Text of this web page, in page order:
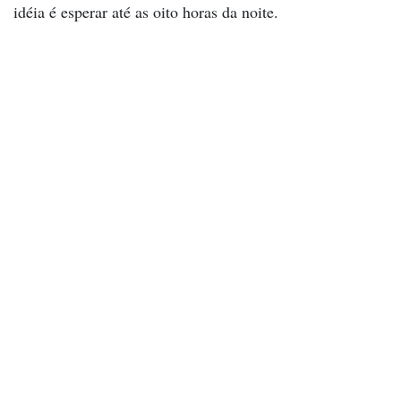
idéia é esperar até as oito horas da noite.